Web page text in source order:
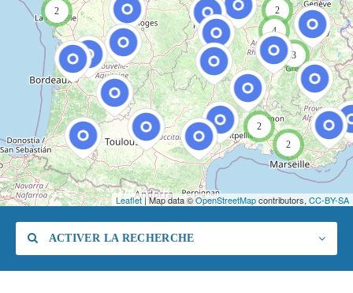
2
2
2
3
2
4
Leaflet| Map data ©OpenStreetMapcontributors, CC-BY-SA
ACTIVER LA RECHERCHE